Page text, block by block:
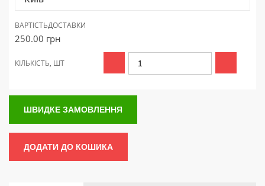
ВАРТІСТЬДОСТАВКИ
250.00 грн
КІЛЬКІСТЬ, ШТ
ШВИДКЕ ЗАМОВЛЕННЯ
ДОДАТИ ДО КОШИКА